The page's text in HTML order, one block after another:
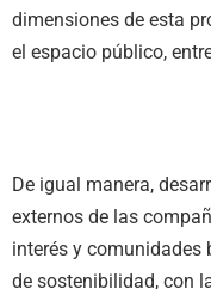
dimensiones de esta
el espacio público,
De igual manera,
externos de las
interés y comunidades
de sostenibilidad, con